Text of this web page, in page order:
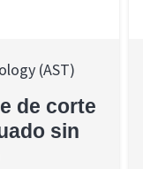
(AST)
de corte
sin